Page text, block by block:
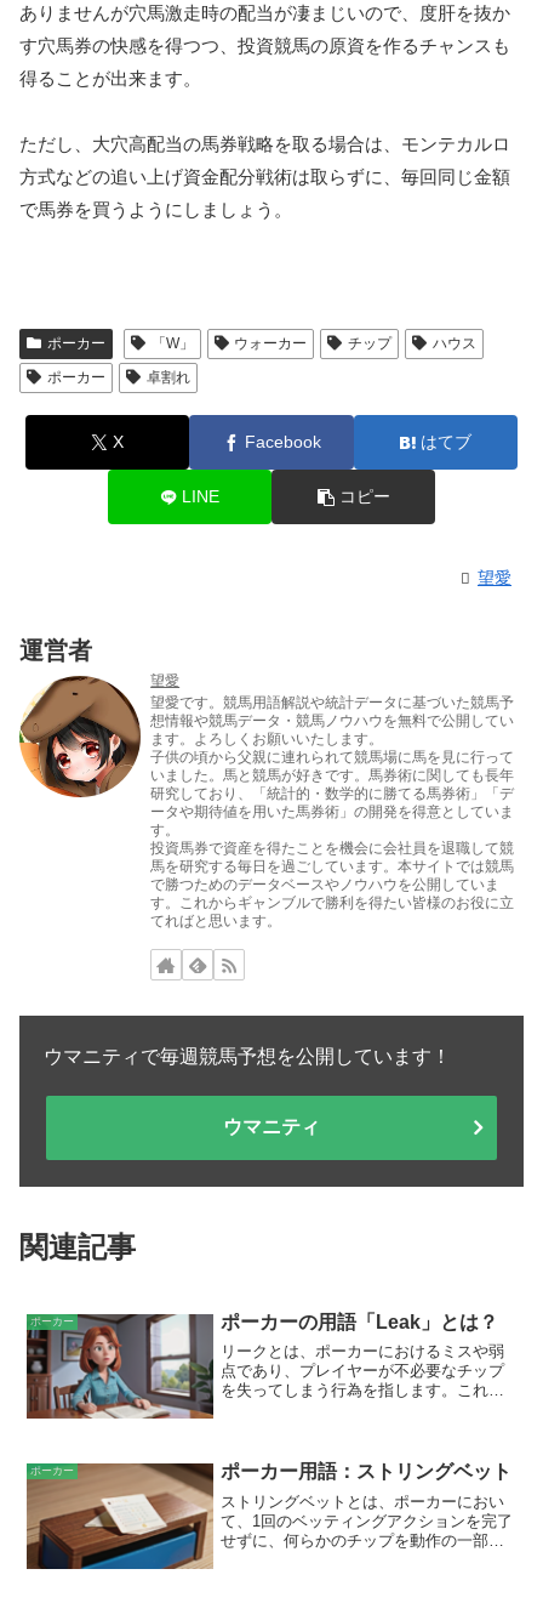
ありませんが穴馬激走時の配当が凄まじいので、度肝を抜か
す穴馬券の快感を得つつ、投資競馬の原資を作るチャンスも
得ることが出来ます。
ただし、大穴高配当の馬券戦略を取る場合は、モンテカルロ
方式などの追い上げ資金配分戦術は取らずに、毎回同じ金額
で馬券を買うようにしましょう。
ポーカー 「W」 ウォーカー チップ
ハウス
ポーカー
卓割れ
X Facebook はてブ
LINE コピー
望愛
運営者
望愛
望愛です。競馬用語解説や統計データに基づいた競馬予
想情報や競馬データ・競馬ノウハウを無料で公開してい
ます。よろしくお願いいたします。
子供の頃から父親に連れられて競馬場に馬を見に行って
いました。馬と競馬が好きです。馬券術に関しても長年
研究しており、「統計的・数学的に勝てる馬券術」「デ
ータや期待値を用いた馬券術」の開発を得意としていま
す。
投資馬券で資産を得たことを機会に会社員を退職して競
馬を研究する毎日を過ごしています。本サイトでは競馬
で勝つためのデータベースやノウハウを公開していま
す。これからギャンブルで勝利を得たい皆様のお役に立
てればと思います。
ウマニティで毎週競馬予想を公開しています！
ウマニティ
関連記事
ポーカー ポーカーの用語「Leak」とは？
リークとは、ポーカーにおけるミスや弱
点であり、プレイヤーが不必要なチップ
を失ってしまう行為を指します。これら
あると、プレイヤーは本来得られるはず
の収益よりも低い収益を得ることにな
り、长期的に見れば大きな損失につなが
ります。
ポーカー ポーカー用語：ストリングベット
ストリングベットとは、ポーカーにおい
て、1回のベッティングアクションを完了
せずに、何らかのチップを動作の一部と